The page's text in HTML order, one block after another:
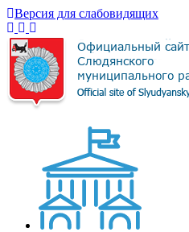
Версия для слабовидящих